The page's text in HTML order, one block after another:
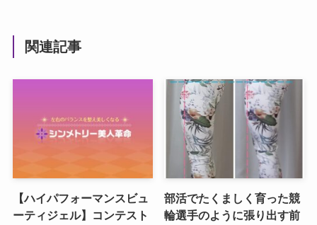
関連記事
【ハイパフォーマンスビュ
ーティジェル】コンテスト
部活でたくましく育った競
輪選手のように張り出す前